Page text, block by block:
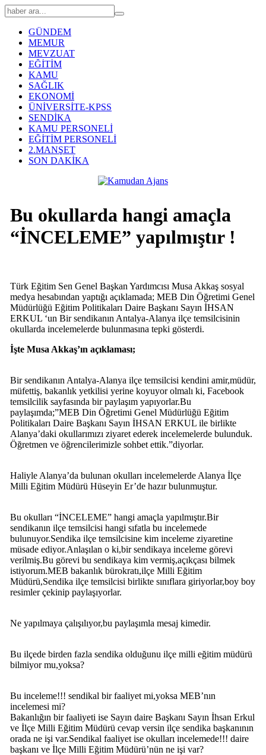
GÜNDEM
MEMUR
MEVZUAT
EĞİTİM
KAMU
SAĞLIK
EKONOMİ
ÜNİVERSİTE-KPSS
SENDİKA
KAMU PERSONELİ
EĞİTİM PERSONELİ
2.MANŞET
SON DAKİKA
Bu okullarda hangi amaçla
“İNCELEME” yapılmıştır !
Türk Eğitim Sen Genel Başkan Yardımcısı Musa Akkaş sosyal
medya hesabından yaptığı açıklamada; MEB Din Öğretimi Genel
Müdürlüğü Eğitim Politikaları Daire Başkanı Sayın İHSAN
ERKUL ‘un Bir sendikanın Antalya-Alanya ilçe temsilcisinin
okullarda incelemelerde bulunmasına tepki gösterdi.
İşte Musa Akkaş’ın açıklaması;
Bir sendikanın Antalya-Alanya ilçe temsilcisi kendini amir,müdür,
müfettiş, bakanlık yetkilisi yerine koyuyor olmalı ki, Facebook
temsilcilik sayfasında bir paylaşım yapıyorlar.Bu
paylaşımda;”MEB Din Öğretimi Genel Müdürlüğü Eğitim
Politikaları Daire Başkanı Sayın İHSAN ERKUL ile birlikte
Alanya’daki okullarımızı ziyaret ederek incelemelerde bulunduk.
Öğretmen ve öğrencilerimizle sohbet ettik.”diyorlar.
Haliyle Alanya’da bulunan okulları incelemelerde Alanya İlçe
Milli Eğitim Müdürü Hüseyin Er’de hazır bulunmuştur.
Bu okulları “İNCELEME” hangi amaçla yapılmıştır.Bir
sendikanın ilçe temsilcisi hangi sıfatla bu incelemede
bulunuyor.Sendika ilçe temsilcisine kim inceleme ziyaretine
müsade ediyor.Anlaşılan o ki,bir sendikaya inceleme görevi
verilmiş.Bu görevi bu sendikaya kim vermiş,açıkçası bilmek
istiyorum.MEB bakanlık bürokratı,ilçe Milli Eğitim
Müdürü,Sendika ilçe temsilcisi birlikte sınıflara giriyorlar,boy boy
resimler çekinip paylaşıyorlar.
Ne yapılmaya çalışılıyor,bu paylaşımla mesaj kimedir.
Bu ilçede birden fazla sendika olduğunu ilçe milli eğitim müdürü
bilmiyor mu,yoksa?
Bu inceleme!!! sendikal bir faaliyet mi,yoksa MEB’nın
incelemesi mi?
Bakanlığın bir faaliyeti ise Sayın daire Başkanı Sayın İhsan Erkul
ve İlçe Milli Eğitim Müdürü cevap versin ilçe sendika başkanının
orada ne işi var.Sendikal faaliyet ise okulları incelemede!!! daire
başkanı ve İlçe Milli Eğitim Müdürü’nün ne işi var?